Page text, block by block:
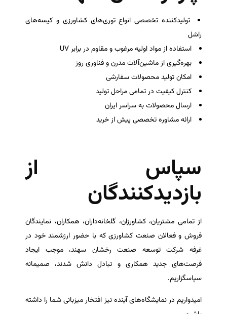
تولیدکننده تخصصی انواع توری‌های کشاورزی و کیسه‌های
راشل
استفاده از مواد اولیه مرغوب و مقاوم در برابر UV
بهره‌گیری از ماشین‌آلات مدرن و فناوری روز
امکان تولید محصولات سفارشی
کنترل کیفیت در تمامی مراحل تولید
ارسال محصولات به سراسر ایران
ارائه مشاوره تخصصی پیش از خرید
سپاس از
بازدیدکنندگان
از تمامی مشتریان، کشاورزان، گلخانه‌داران، همکاران، نمایندگان
فروش و فعالان صنعت کشاورزی که با حضور ارزشمند خود در
غرفه شرکت توسعه صنعت رخشان سهند، موجب ایجاد
فرصت‌های جدید همکاری و تبادل دانش شدند، صمیمانه
سپاسگزاریم.
امیدواریم در نمایشگاه‌های آینده نیز افتخار میزبانی شما را داشته